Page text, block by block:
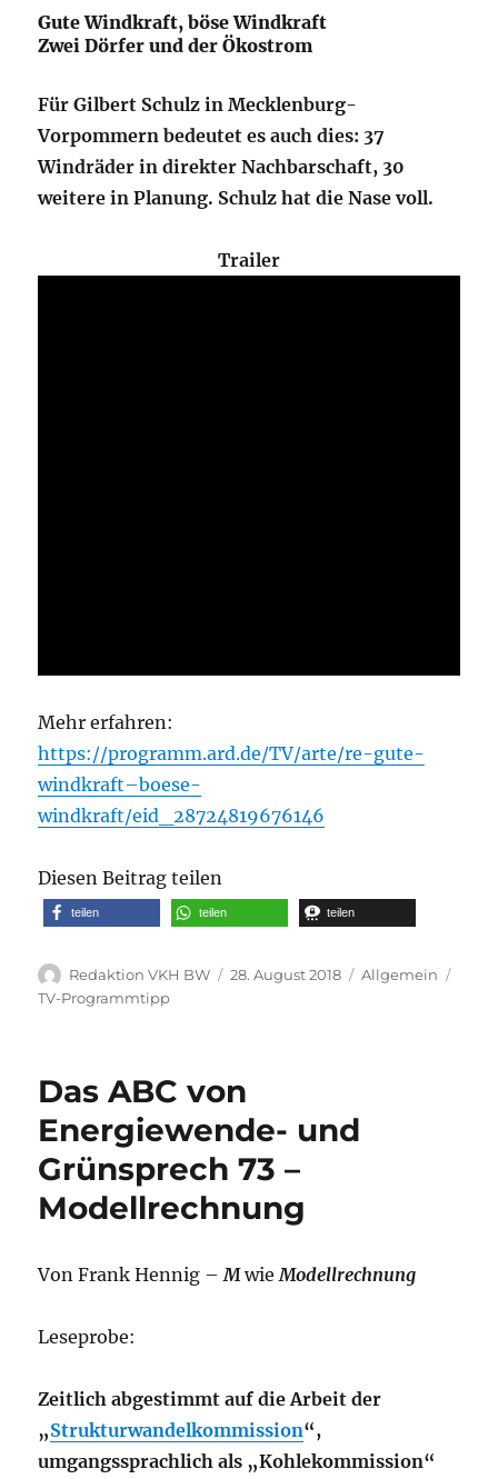
Gute Windkraft, böse Windkraft
Zwei Dörfer und der Ökostrom
Für Gilbert Schulz in Mecklenburg-
Vorpommern bedeutet es auch dies: 37
Windräder in direkter Nachbarschaft, 30
weitere in Planung. Schulz hat die Nase voll.
Trailer
Mehr erfahren:
https://programm.ard.de/TV/arte/re-gute-
windkraft–boese-
windkraft/eid_28724819676146
Diesen Beitrag teilen
teilen teilen teilen
Autor
Redaktion VKH BW
Veröffentlicht
28. August 2018 Kategorien
Allgemein
TV-Programmtipp
Das ABC von
Energiewende- und
Grünsprech 73 –
Modellrechnung
Von Frank Hennig – Mwie Modellrechnung
Leseprobe:
Zeitlich abgestimmt auf die Arbeit der
„Strukturwandelkommission“,
umgangssprachlich als „Kohlekommission“